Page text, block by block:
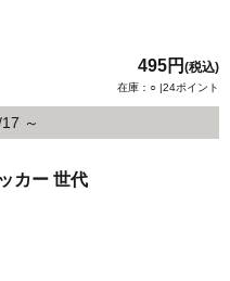
495円 (税込)
在庫：○ |24ポイント
～
カー 世代